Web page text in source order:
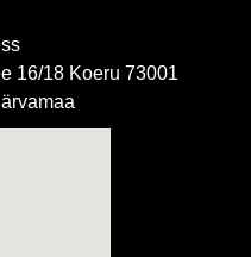
16/18 Koeru 73001